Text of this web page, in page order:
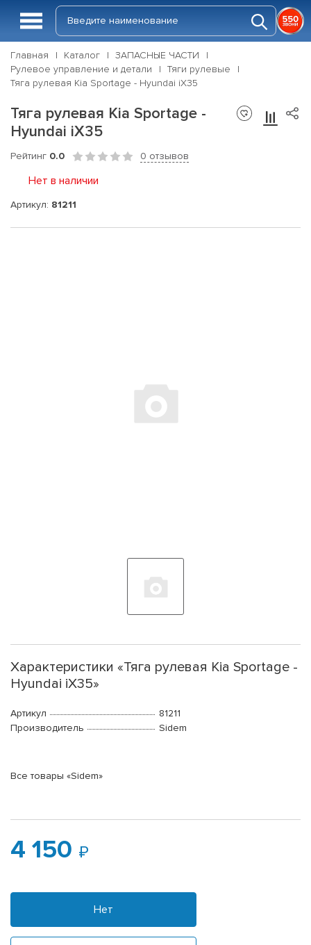
Главная Каталог
ЗАПАСНЫЕ ЧАСТИ
Рулевое управление и детали
Тяги рулевые
Тяга рулевая Kia Sportage - Hyundai iX35
Тяга рулевая Kia Sportage -
Hyundai iX35
Рейтинг 0.0 0 отзывов
Нет в наличии
Артикул: 81211
Характеристики «Тяга рулевая Kia Sportage -
Hyundai iX35»
Артикул
81211
Производитель
Sidem
Все товары «Sidem»
4 150
Нет